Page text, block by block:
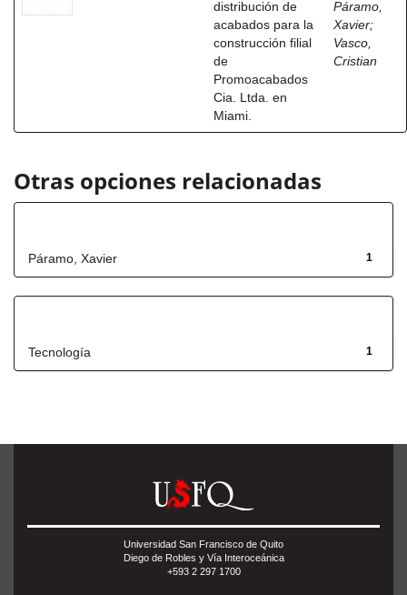
distribución de
acabados para la
construcción filial
de
Promoacabados
Cia. Ltda. en
Miami.
Páramo,
Xavier;
Vasco,
Cristian
Otras opciones relacionadas
1
Páramo, Xavier
1
Tecnología
Universidad San Francisco de Quito
Diego de Robles y Vía Interoceánica
+593 2 297 1700